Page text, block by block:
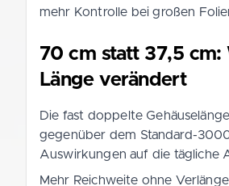
mehr Kontrolle bei großen
70 cm statt 37,5 cm:
Länge verändert
Die fast doppelte
gegenüber dem Standard-
Auswirkungen auf die tägliche
Mehr Reichweite ohne